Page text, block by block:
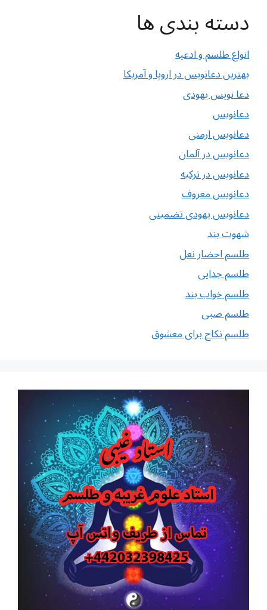
دسته بندی ها
انواع طلسم و ادعیه
بهترین دعانویس در اروپا و آمریکا
دعا نویس یهودی
دعانویس
دعانویس ارمنی
دعانویس در آلمان
دعانویس در ترکیه
دعانویس معروف
دعانویس یهودی تضمینی
شهوت بند
طلسم احضار نعل
طلسم جدایی
طلسم خواب بند
طلسم صبی
طلسم نکاح برای معشوق